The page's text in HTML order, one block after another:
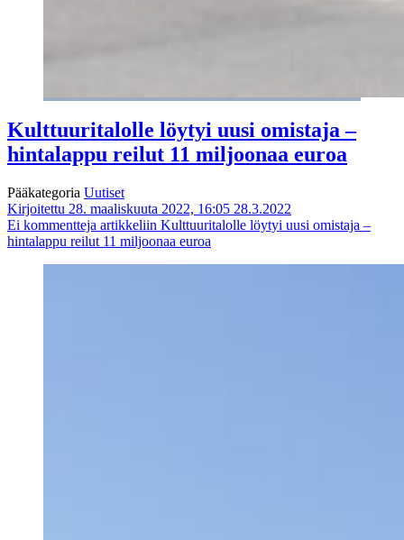
Kulttuuritalolle löytyi uusi omistaja –
hintalappu reilut 11 miljoonaa euroa
Pääkategoria Uutiset
Kirjoitettu 28. maaliskuuta 2022, 16:05 28.3.2022
Ei kommentteja artikkeliin Kulttuuritalolle löytyi uusi omistaja –
hintalappu reilut 11 miljoonaa euroa